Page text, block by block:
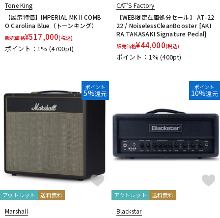
Tone King
【展示特価】IMPERIAL MK II COMB
O Carolina Blue（トーンキング）
販売価格¥517,000(税込)
ポイント：1% (4700pt)
CAT’S Factory
【WEB限定在庫処分セール】 AT-22
22 / NoiselessCleanBooster [AKI
RA TAKASAKI Signature Pedal]
販売価格¥44,000(税込)
ポイント：1%(400pt)
ポイント
5%還元
アウトレット 送料無料
Marshall
ポイント
10%還元
アウトレット 送料無料
Blackstar